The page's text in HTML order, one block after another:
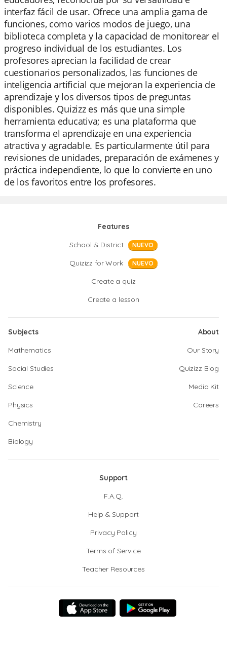
interfaz fácil de usar. Ofrece una amplia gama de
funciones, como varios modos de juego, una
biblioteca completa y la capacidad de monitorear el
progreso individual de los estudiantes. Los
profesores aprecian la facilidad de crear
cuestionarios personalizados, las funciones de
inteligencia artificial que mejoran la experiencia de
aprendizaje y los diversos tipos de preguntas
disponibles. Quizizz es más que una simple
herramienta educativa; es una plataforma que
transforma el aprendizaje en una experiencia
atractiva y agradable. Es particularmente útil para
revisiones de unidades, preparación de exámenes y
práctica independiente, lo que lo convierte en uno
de los favoritos entre los profesores.
Features
School & District
NUEVO
Quizizz for Work NUEVO
Create a quiz
Create a lesson
Subjects
Mathematics
Social Studies
Science
Physics
Chemistry
Biology
About
Our Story
Quizizz Blog
Media Kit
Careers
Support
F.A.Q.
Help & Support
Privacy Policy
Terms of Service
Teacher Resources